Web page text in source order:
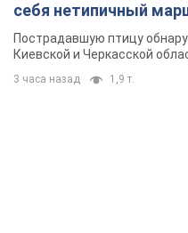
себя нетипичный
Пострадавшую птицу
Киевской и Черкасской
3 часа назад 1,9 т.